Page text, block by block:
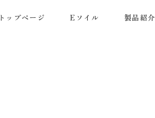
トップページ Eソイル 製品紹介